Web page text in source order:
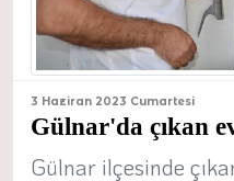
3 Haziran 2023 Cumartesi
Gülnar'da çıkan
Gülnar ilçesinde